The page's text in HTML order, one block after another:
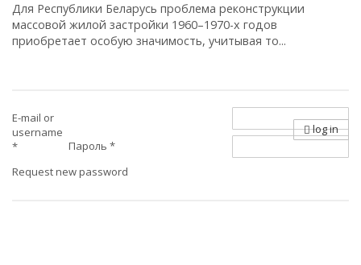
Для Республики Беларусь проблема реконструкции
массовой жилой застройки 1960–1970-х годов
приобретает особую значимость, учитывая то...
E-mail or
username
*
Пароль *
Request new password
log in